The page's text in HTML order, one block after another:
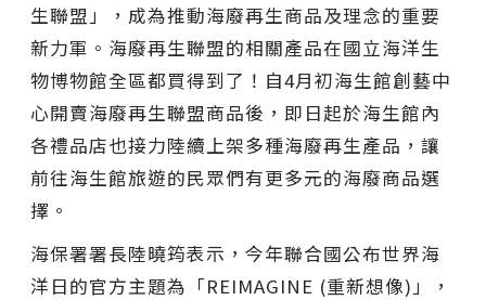
生聯盟」，成為推動海廢再生商品及理念的重要
新力軍。海廢再生聯盟的相關產品在國立海洋生
物博物館全區都買得到了！自4月初海生館創藝中
心開賣海廢再生聯盟商品後，即日起於海生館內
各禮品店也接力陸續上架多種海廢再生產品，讓
前往海生館旅遊的民眾們有更多元的海廢商品選
擇。
海保署署長陸曉筠表示，今年聯合國公布世界海
洋日的官方主題為「REIMAGINE (重新想像)」，